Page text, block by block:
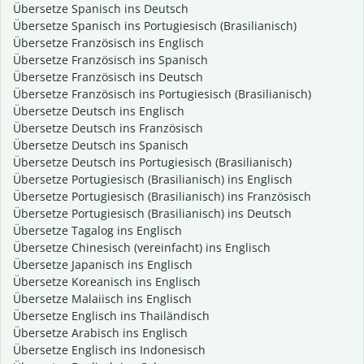
Übersetze Spanisch ins Deutsch
Übersetze Spanisch ins Portugiesisch (Brasilianisch)
Übersetze Französisch ins Englisch
Übersetze Französisch ins Spanisch
Übersetze Französisch ins Deutsch
Übersetze Französisch ins Portugiesisch (Brasilianisch)
Übersetze Deutsch ins Englisch
Übersetze Deutsch ins Französisch
Übersetze Deutsch ins Spanisch
Übersetze Deutsch ins Portugiesisch (Brasilianisch)
Übersetze Portugiesisch (Brasilianisch) ins Englisch
Übersetze Portugiesisch (Brasilianisch) ins Französisch
Übersetze Portugiesisch (Brasilianisch) ins Deutsch
Übersetze Tagalog ins Englisch
Übersetze Chinesisch (vereinfacht) ins Englisch
Übersetze Japanisch ins Englisch
Übersetze Koreanisch ins Englisch
Übersetze Malaiisch ins Englisch
Übersetze Englisch ins Thailändisch
Übersetze Arabisch ins Englisch
Übersetze Englisch ins Indonesisch